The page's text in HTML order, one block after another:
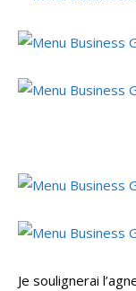
Je soulignerai